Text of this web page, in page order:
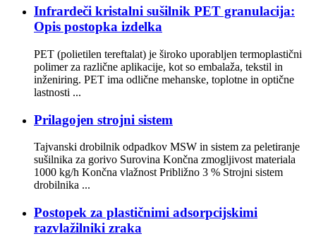
Infrardeči kristalni sušilnik PET granulacija:
Opis postopka izdelka
PET (polietilen tereftalat) je široko uporabljen termoplastični
polimer za različne aplikacije, kot so embalaža, tekstil in
inženiring. PET ima odlične mehanske, toplotne in optične
lastnosti ...
Prilagojen strojni sistem
Tajvanski drobilnik odpadkov MSW in sistem za peletiranje
sušilnika za gorivo Surovina Končna zmogljivost materiala
1000 kg/h Končna vlažnost Približno 3 % Strojni sistem
drobilnika ...
Postopek za plastičnimi adsorpcijskimi
razvlažilniki zraka